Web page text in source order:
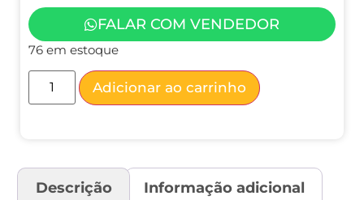
FALAR COM VENDEDOR
76 em estoque
Adicionar ao carrinho
Descrição Informação adicional